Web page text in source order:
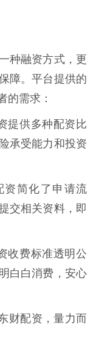
种融资方式，更
障。平台提供的
的需求：
提供多种配资比
承受能力和投资
资简化了申请流
交相关资料，即
收费标准透明公
白白消费，安心
财配资，量力而